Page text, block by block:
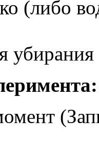
(либо